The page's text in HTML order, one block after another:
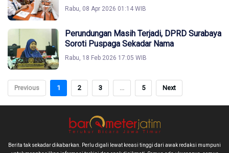
Rabu, 08 Apr 2026 01:14 WIB
Perundungan Masih Terjadi, DPRD Surabaya
Soroti Puspaga Sekadar Nama
Rabu, 18 Feb 2026 17:05 WIB
Previous 1 2 3 ... 5 Next
Berita tak sekadar dikabarkan. Perlu digali lewat kreasi tinggi dari awak redaksi mumpuni